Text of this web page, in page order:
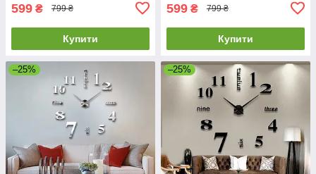
599 ₴ 799 ₴
Купити
599 ₴ 799 ₴
Купити
–25% –25%